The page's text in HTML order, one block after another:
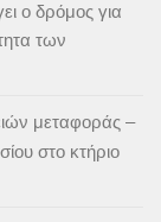
ο δρόμος για
των
μεταφοράς –
στο κτήριο